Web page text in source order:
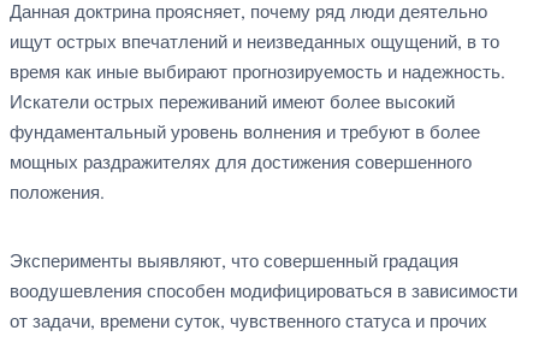
Данная доктрина проясняет, почему ряд люди деятельно
ищут острых впечатлений и неизведанных ощущений, в то
время как иные выбирают прогнозируемость и надежность.
Искатели острых переживаний имеют более высокий
фундаментальный уровень волнения и требуют в более
мощных раздражителях для достижения совершенного
положения.
Эксперименты выявляют, что совершенный градация
воодушевления способен модифицироваться в зависимости
от задачи, времени суток, чувственного статуса и прочих